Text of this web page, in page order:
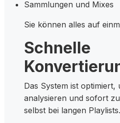
Sammlungen und Mixes
Sie können alles auf
Schnelle
Das System ist optimiert,
analysieren und sofort
selbst bei langen Playlists.